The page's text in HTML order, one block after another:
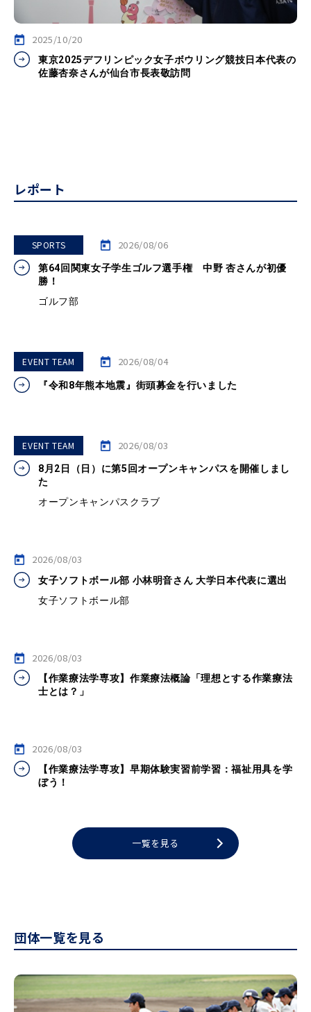
2025/10/20
東京2025デフリンピック女子ボウリング競技日本代表の
佐藤杏奈さんが仙台市長表敬訪問
レポート
SPORTS 2026/08/06
第64回関東女子学生ゴルフ選手権 中野 杏さんが初優
勝！
ゴルフ部
EVENT TEAM 2026/08/04
『令和8年熊本地震』街頭募金を行いました
EVENT TEAM 2026/08/03
8月2日（日）に第5回オープンキャンパスを開催しまし
た
オープンキャンパスクラブ
2026/08/03
女子ソフトボール部 小林明音さん 大学日本代表に選出
女子ソフトボール部
2026/08/03
【作業療法学専攻】作業療法概論「理想とする作業療法
士とは？」
2026/08/03
【作業療法学専攻】早期体験実習前学習：福祉用具を学
ぼう！
一覧を見る
団体一覧を見る